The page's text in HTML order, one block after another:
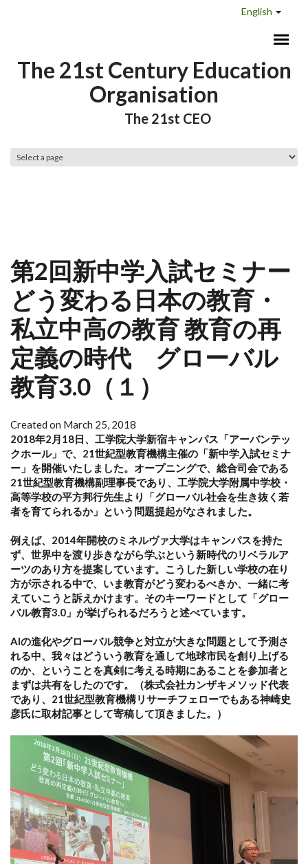
English
The 21st Century Education
Organisation
The 21st CEO
第2回新中学入試セミナー
どう変わる日本の教育・
私立中高の教育 教育の再
定義の時代 グローバル
教育3.0（１）
Created on March 25, 2018
2018年2月18日、工学院大学新宿キャンパス「アーバンテッ
クホール」で、21世紀型教育機構主催の「新中学入試セミナ
ー」を開催いたしました。オープニングで、総合司会である
21世紀型教育機構副理事長であり、工学院大学附属中学校・
高等学校の平方邦行先生より「グローバル社会を生き抜く若
者を育てられるか」という問題提起がなされました。
例えば、2014年開校のミネルヴァ大学はキャンパスを持た
ず、世界中を渡り歩きながら学ぶという新時代のリベラルア
ーツのあり方を提案しています。こうした新しい学校の在り
方が示される中で、いま教育がどう変わるべきか、一緒に考
えていこうと訴えかけます。そのキーワードとして「グロー
バル教育3.0」が挙げられるだろうと述べています。
AIの進化やグローバル競争と対立が大きな問題として予測さ
れる中、我々はどういう教育を通して地球市民を創り上げる
のか、ということを真剣に考える時期にあることを参加者と
まずは共有をしたのです。（株式会社カンザキメソッド代表
であり、21世紀型教育機構リサーチフェローでもある神崎史
彦氏に取材記事として寄稿して頂きました。）